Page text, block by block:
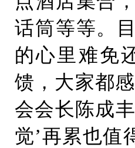
话筒等等。
的心里难免
馈，大家都
会会长陈成
觉’再累也值